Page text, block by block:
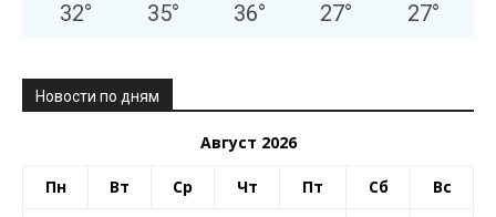
32° 35° 36° 27° 27°
Новости по дням
Август 2026
Пн Вт Ср Чт Пт Сб Вс